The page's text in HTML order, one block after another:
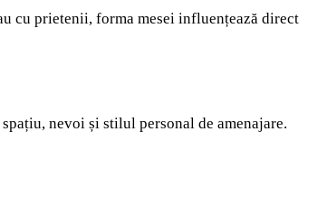
cu prietenii, forma mesei influențează direct
nevoi și stilul personal de amenajare.